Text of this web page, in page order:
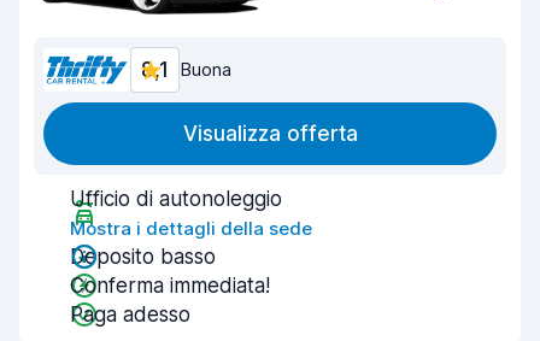
8,1 Buona
Visualizza offerta
Ufficio di autonoleggio
Mostra i dettagli della sede
Deposito basso
Conferma immediata!
Paga adesso